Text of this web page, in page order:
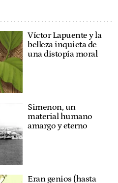
Víctor Lapuente y la
belleza inquieta de
una distopía moral
Simenon, un
material humano
amargo y eterno
Eran genios (hasta